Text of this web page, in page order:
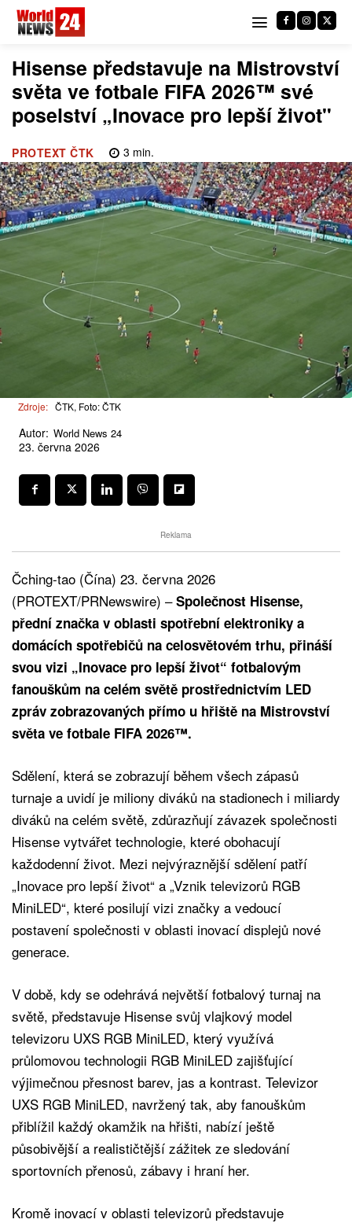
Hisense představuje na Mistrovství
světa ve fotbale FIFA 2026™ své
poselství „Inovace pro lepší život"
PROTEXT ČTK 3 min.
Zdroje: ČTK, Foto: ČTK
Autor: World News 24
23. června 2026
Reklama
Čching-tao (Čína) 23. června 2026
(PROTEXT/PRNewswire) –Společnost Hisense,
přední značka v oblasti spotřební elektroniky a
domácích spotřebičů na celosvětovém trhu, přináší
svou vizi „Inovace pro lepší život“ fotbalovým
fanouškům na celém světě prostřednictvím LED
zpráv zobrazovaných přímo u hřiště na Mistrovství
světa ve fotbale FIFA 2026™.
Sdělení, která se zobrazují během všech zápasů
turnaje a uvidí je miliony diváků na stadionech i miliardy
diváků na celém světě, zdůrazňují závazek společnosti
Hisense vytvářet technologie, které obohacují
každodenní život. Mezi nejvýraznější sdělení patří
„Inovace pro lepší život“ a „Vznik televizorů RGB
MiniLED“, které posilují vizi značky a vedoucí
postavení společnosti v oblasti inovací displejů nové
generace.
V době, kdy se odehrává největší fotbalový turnaj na
světě, představuje Hisense svůj vlajkový model
televizoru UXS RGB MiniLED, který využívá
průlomovou technologii RGB MiniLED zajišťující
výjimečnou přesnost barev, jas a kontrast. Televizor
UXS RGB MiniLED, navržený tak, aby fanouškům
přiblížil každý okamžik na hřišti, nabízí ještě
působivější a realističtější zážitek ze sledování
sportovních přenosů, zábavy i hraní her.
Kromě inovací v oblasti televizorů představuje